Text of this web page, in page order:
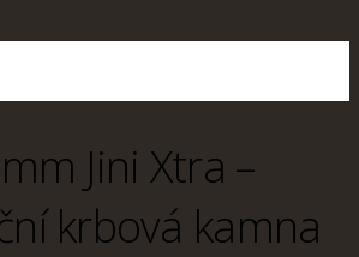
Jini Xtra –
krbová kamna